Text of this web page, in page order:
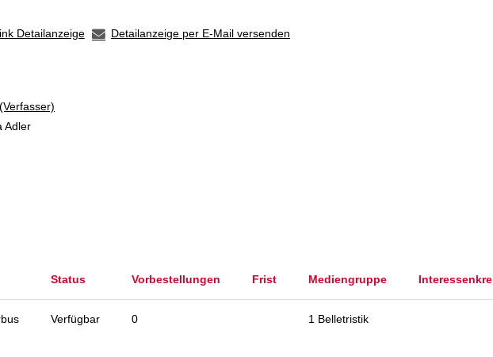
Detailanzeige Detailanzeige per E-Mail versenden
Verfasser
Adler
Status Vorbestellungen Frist Mediengruppe
Verfügbar 0 1 Belletristik